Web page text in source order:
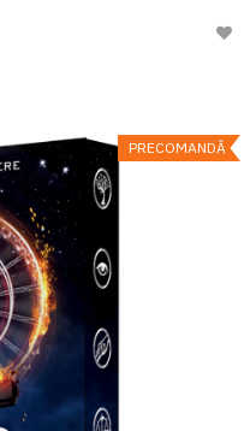
PRECOMANDĂ